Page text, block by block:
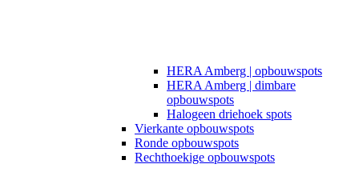
HERA Amberg | opbouwspots
HERA Amberg | dimbare
opbouwspots
Halogeen driehoek spots
Vierkante opbouwspots
Ronde opbouwspots
Rechthoekige opbouwspots